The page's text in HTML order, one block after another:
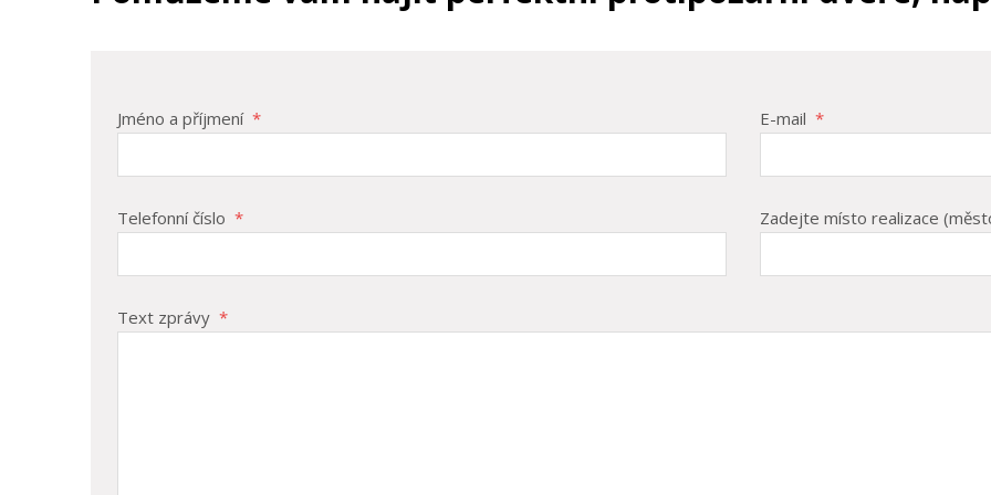
Jméno a příjmení *
Telefonní číslo *
E-mail *
Zadejte místo realizace
Text zprávy *